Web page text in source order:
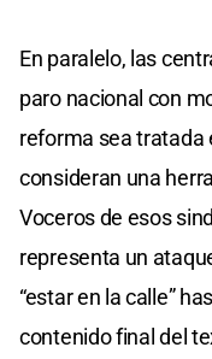
En paralelo, las
paro nacional con
reforma sea tratada
consideran una
Voceros de esos
representa un
“estar en la calle”
contenido final del